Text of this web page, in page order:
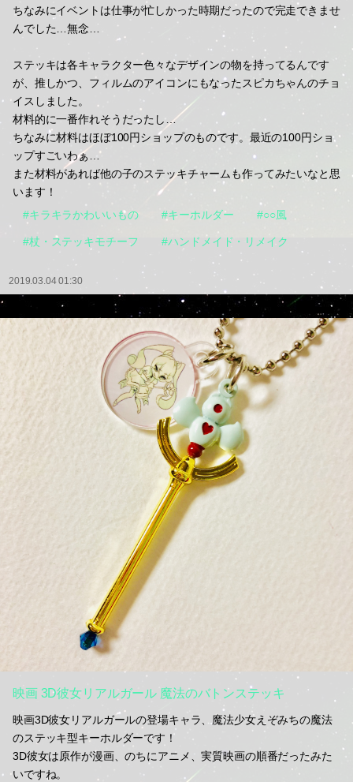
ちなみにイベントは仕事が忙しかった時期だったので完走できませ
んでした…無念…
ステッキは各キャラクター色々なデザインの物を持ってるんです
が、推しかつ、フィルムのアイコンにもなったスピカちゃんのチョ
イスしました。
材料的に一番作れそうだったし…
ちなみに材料はほぼ100円ショップのものです。最近の100円ショ
ップすごいわぁ…
また材料があれば他の子のステッキチャームも作ってみたいなと思
います！
#キラキラかわいいもの
#キーホルダー #○○風
#杖・ステッキモチーフ #ハンドメイド・リメイク
2019.03.04 01:30
映画 3D彼女リアルガール 魔法のバトンステッキ
映画3D彼女リアルガールの登場キャラ、魔法少女えぞみちの魔法
のステッキ型キーホルダーです！
3D彼女は原作が漫画、のちにアニメ、実質映画の順番だったみた
いですね。